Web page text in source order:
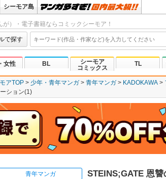
シーモア島
が）・電子書籍ならコミックシーモア！
で探す
女性 BL
シーモア
コミックス
TL
アTOP 少年・青年マンガ 青年マンガ KADOKAWA
ション(1)
青年マンガ STEINS;GATE 恩